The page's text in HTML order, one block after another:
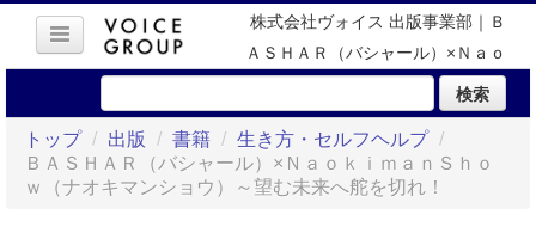
株式会社ヴォイス 出版事業部｜Ｂ
ＡＳＨＡＲ（バシャール）×Ｎａｏ
ｋｉｍａｎＳｈｏｗ（ナオキマン
ショウ）～望む未来へ舵を切れ！
検索
トップ / 出版 / 書籍 / 生き方・セルフヘルプ /
ＢＡＳＨＡＲ（バシャール）×ＮａｏｋｉｍａｎＳｈｏ
ｗ（ナオキマンショウ）～望む未来へ舵を切れ！